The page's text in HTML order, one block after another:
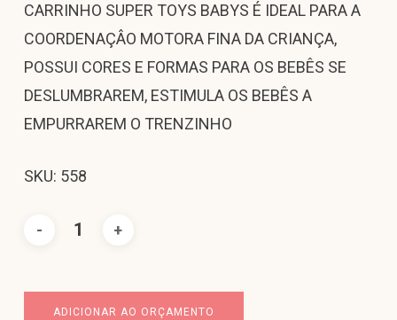
CARRINHO SUPER TOYS BABYS É IDEAL PARA A
COORDENAÇÂO MOTORA FINA DA CRIANÇA,
POSSUI CORES E FORMAS PARA OS BEBÊS SE
DESLUMBRAREM, ESTIMULA OS BEBÊS A
EMPURRAREM O TRENZINHO
SKU: 558
ADICIONAR AO ORÇAMENTO